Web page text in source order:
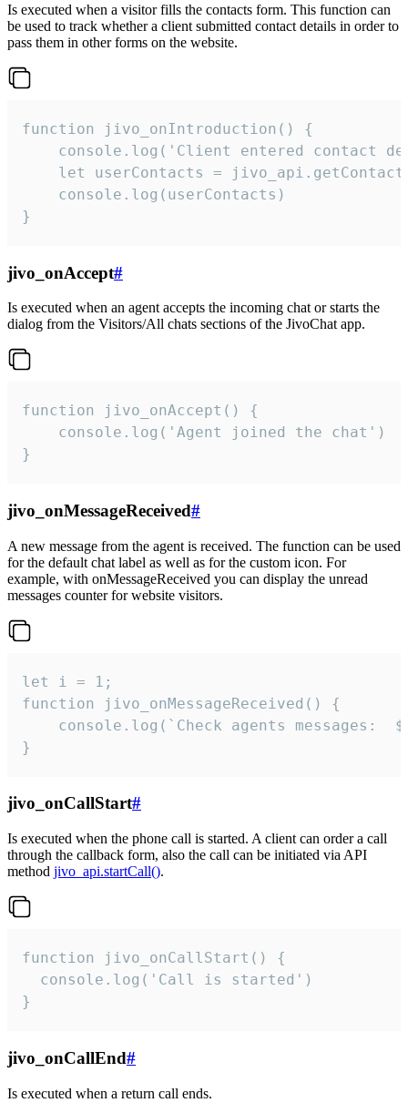
Is executed when a visitor fills the contacts form. This function can
be used to track whether a client submitted contact details in order to
pass them in other forms on the website.
function jivo_onIntroduction() {
console.log('Client entered contact
let userContacts =
    console.log(userContacts)
}
jivo_onAccept#
Is executed when an agent accepts the incoming chat or starts the
dialog from the Visitors/All chats sections of the JivoChat app.
function jivo_onAccept() {
}
jivo_onMessageReceived#
A new message from the agent is received. The function can be used
for the default chat label as well as for the custom icon. For
example, with onMessageReceived you can display the unread
messages counter for website visitors.
let i = 1;
function jivo_onMessageReceived() {
}
jivo_onCallStart#
Is executed when the phone call is started. A client can order a call
through the callback form, also the call can be initiated via API
method jivo_api.startCall().
function jivo_onCallStart() {
  console.log('Call is started')
}
jivo_onCallEnd#
Is executed when a return call ends.